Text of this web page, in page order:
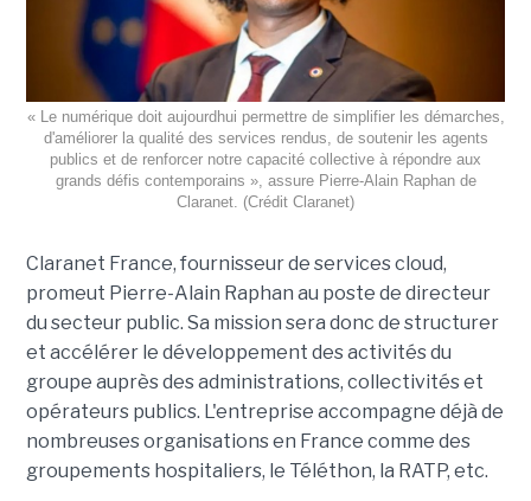
« Le numérique doit aujourdhui permettre de simplifier les démarches,
d'améliorer la qualité des services rendus, de soutenir les agents
publics et de renforcer notre capacité collective à répondre aux
grands défis contemporains », assure Pierre-Alain Raphan de
Claranet. (Crédit Claranet)
Claranet France, fournisseur de services cloud,
promeut Pierre-Alain Raphan au poste de directeur
du secteur public. Sa mission sera donc de structurer
et accélérer le développement des activités du
groupe auprès des administrations, collectivités et
opérateurs publics. L'entreprise accompagne déjà de
nombreuses organisations en France comme des
groupements hospitaliers, le Téléthon, la RATP, etc.